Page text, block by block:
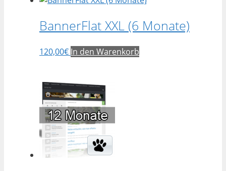
BannerFlat XXL (6 Monate)
120,00€ In den Warenkorb